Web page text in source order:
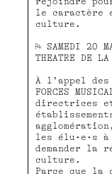
le caractère
culture.
⚐ SAMEDI 20
THEATRE DE
À l’appel des
FORCES
directrices
les élu•e•s
demander la
culture.
Parce que la